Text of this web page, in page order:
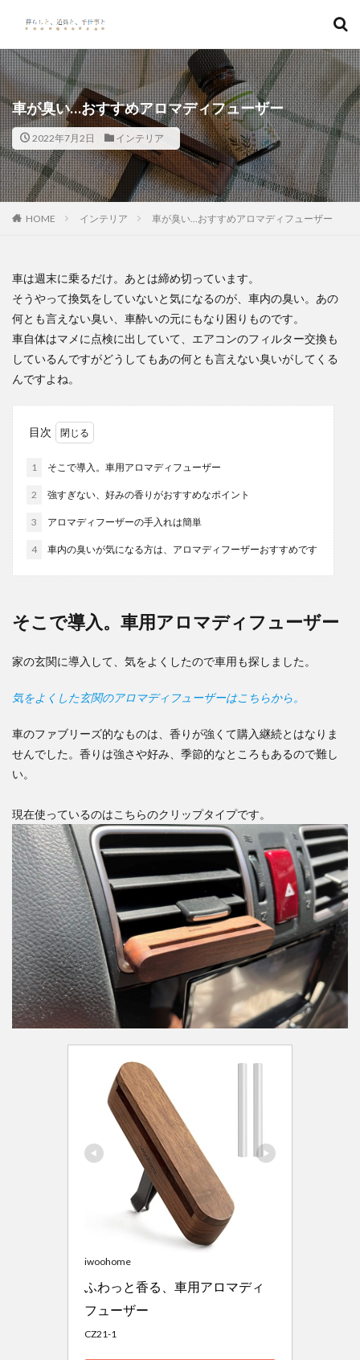
車が臭い…おすすめアロマディフューザー
2022年7月2日 インテリア
HOME インテリア 車が臭い…おすすめアロマディフューザー
車は週末に乗るだけ。あとは締め切っています。
そうやって換気をしていないと気になるのが、車内の臭い。 あの
何とも言えない臭い、車酔いの元にもなり困りものです。
車自体はマメに点検に出していて、エアコンのフィルター交換も
しているんですがどうしてもあの何とも言えない臭いがしてくる
んですよね。
目次
1 そこで導入。車用アロマディフューザー
2 強すぎない、好みの香りがおすすめなポイント
3 アロマディフーザーの手入れは簡単
4 車内の臭いが気になる方は、アロマディフーザーおすすめです
そこで導入。車用アロマディフューザー
家の玄関に導入して、気をよくしたので車用も探しました。
気をよくした玄関のアロマディフューザーはこちらから。
車のファブリーズ的なものは、香りが強くて購入継続とはなりま
せんでした。香りは強さや好み、季節的なところもあるので難し
い。
現在使っているのはこちらのクリップタイプです。
iwoohome
ふわっと香る、車用アロマディ
フューザー
CZ21-1
カテゴリー
検索